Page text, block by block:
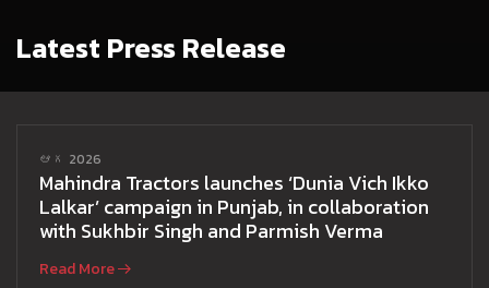
Latest Press Release
ఆగ 2026
Mahindra Tractors launches ‘Dunia Vich Ikko
Lalkar’ campaign in Punjab, in collaboration
with Sukhbir Singh and Parmish Verma
Read More